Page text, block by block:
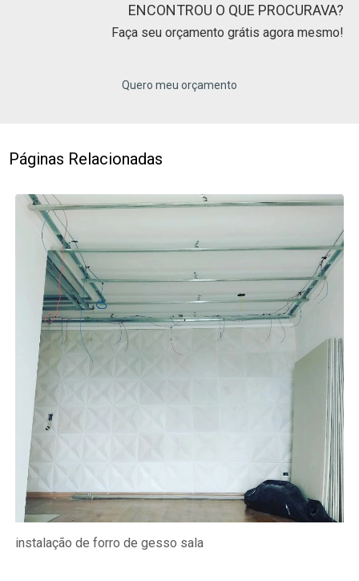
ENCONTROU O QUE PROCURAVA?
Faça seu orçamento grátis agora mesmo!
Quero meu orçamento
Páginas Relacionadas
instalação de forro de gesso sala